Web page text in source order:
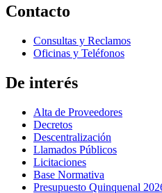
Contacto
Consultas y Reclamos
Oficinas y Teléfonos
De interés
Alta de Proveedores
Decretos
Descentralización
Llamados Públicos
Licitaciones
Base Normativa
Presupuesto Quinquenal